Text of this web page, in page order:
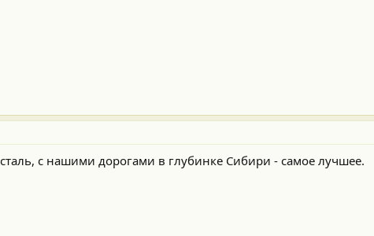
с нашими дорогами в глубинке Сибири - самое лучшее.